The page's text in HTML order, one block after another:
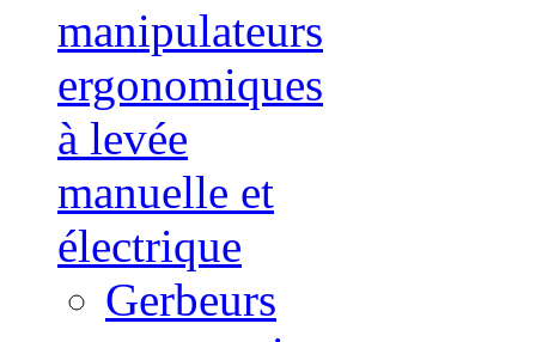
manipulateurs
ergonomiques
à levée
manuelle et
électrique
Gerbeurs